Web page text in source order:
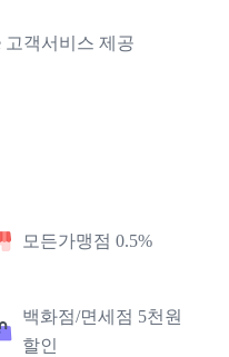
고객서비스 제공
모든가맹점 0.5%
백화점/면세점 5천원
할인